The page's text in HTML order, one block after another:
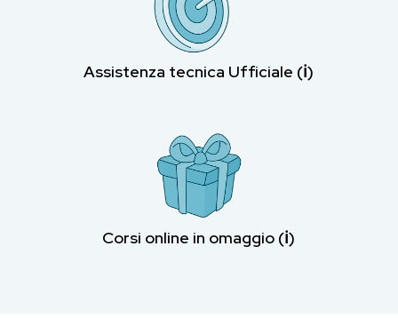
Assistenza tecnica Ufficiale (ℹ︎)
Corsi online in omaggio (ℹ︎)